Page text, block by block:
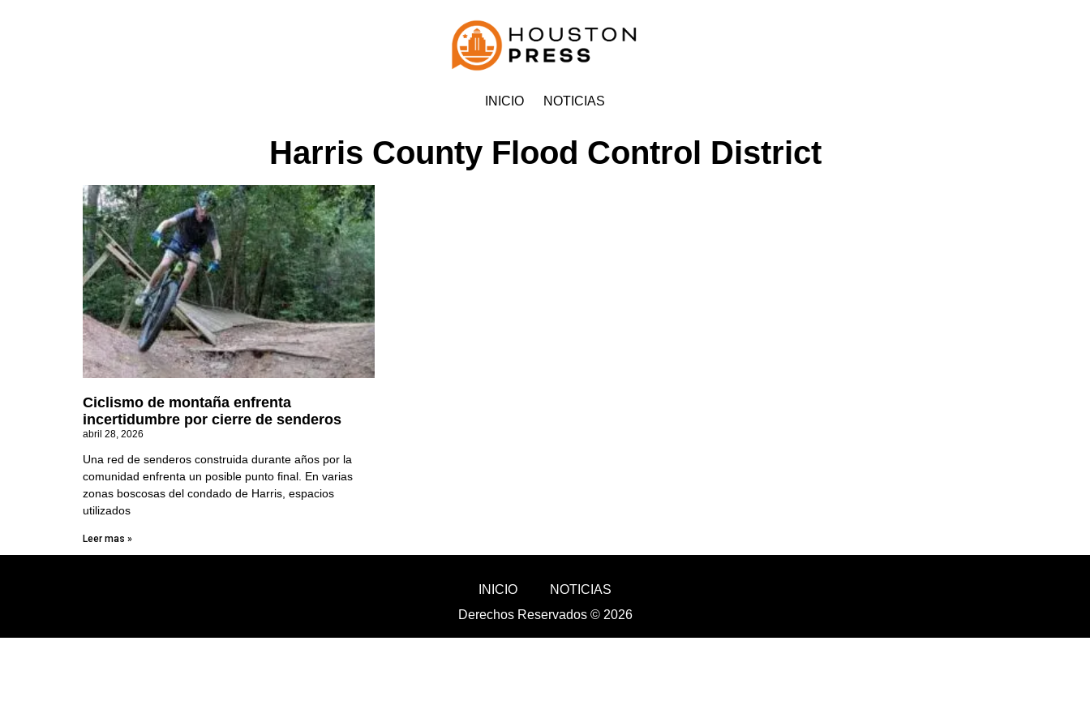
INICIO NOTICIAS
Harris County Flood Control District
Ciclismo de montaña enfrenta
incertidumbre por cierre de senderos
abril 28, 2026
Una red de senderos construida durante años por la
comunidad enfrenta un posible punto final. En varias
zonas boscosas del condado de Harris, espacios
utilizados
Leer mas »
INICIO
NOTICIAS
Derechos Reservados © 2026